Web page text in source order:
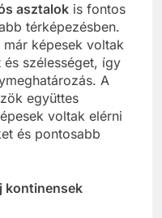
asztalok is fontos
térképezésben.
képesek voltak
szélességet, így
A
együttes
voltak elérni
és pontosabb
kontinensek